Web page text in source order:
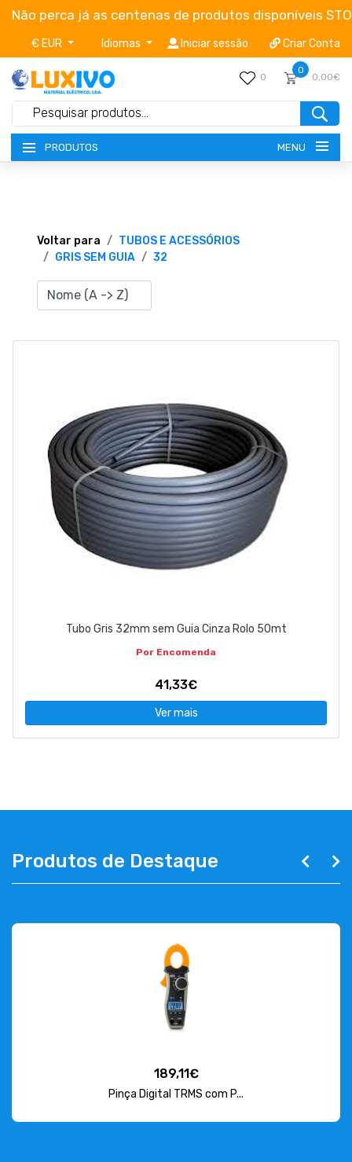
Não perca já as centenas de produtos disponíveis
€ EUR Idiomas Iniciar sessão Criar Conta
0
0
0,00€
PRODUTOS MENU
TERMOS E CONDIÇÕES
263 710 898 geral@luxivo.pt
Voltar para
TUBOS E ACESSÓRIOS
GRIS SEM GUIA
32
Tubo Gris 32mm sem Guia Cinza Rolo 50mt
Por Encomenda
41,33€
Ver mais
Produtos de Destaque
189,11€
Pinça Digital TRMS com P...